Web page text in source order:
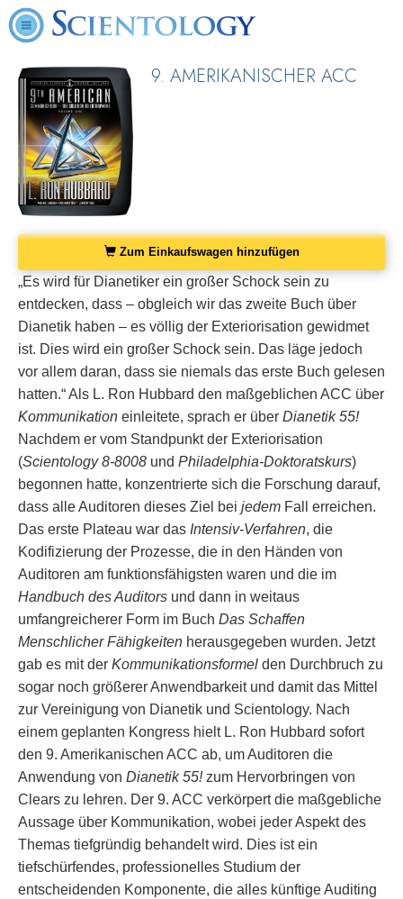
9. AMERIKANISCHER ACC
Zum Einkaufswagen hinzufügen
„Es wird für Dianetiker ein großer Schock sein zu
entdecken, dass – obgleich wir das zweite Buch über
Dianetik haben – es völlig der Exteriorisation gewidmet
ist. Dies wird ein großer Schock sein. Das läge jedoch
vor allem daran, dass sie niemals das erste Buch gelesen
hatten.“ Als L. Ron Hubbard den maßgeblichen ACC über
Kommunikation einleitete, sprach er über Dianetik 55!
Nachdem er vom Standpunkt der Exteriorisation
(Scientology 8-8008 und Philadelphia-Doktoratskurs)
begonnen hatte, konzentrierte sich die Forschung darauf,
dass alle Auditoren dieses Ziel bei jedem Fall erreichen.
Das erste Plateau war das Intensiv-Verfahren, die
Kodifizierung der Prozesse, die in den Händen von
Auditoren am funktionsfähigsten waren und die im
Handbuch des Auditors und dann in weitaus
umfangreicherer Form im Buch Das Schaffen
Menschlicher Fähigkeiten herausgegeben wurden. Jetzt
gab es mit der Kommunikationsformel den Durchbruch zu
sogar noch größerer Anwendbarkeit und damit das Mittel
zur Vereinigung von Dianetik und Scientology. Nach
einem geplanten Kongress hielt L. Ron Hubbard sofort
den 9. Amerikanischen ACC ab, um Auditoren die
Anwendung von Dianetik 55!zum Hervorbringen von
Clears zu lehren. Der 9. ACC verkörpert die maßgebliche
Aussage über Kommunikation, wobei jeder Aspekt des
Themas tiefgründig behandelt wird. Dies ist ein
tiefschürfendes, professionelles Studium der
entscheidenden Komponente, die alles künftige Auditing